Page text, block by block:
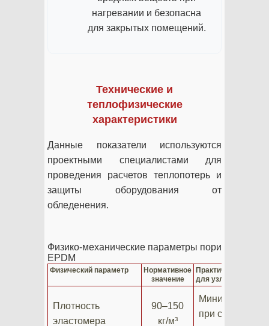
нагревании и безопасна
для закрытых помещений.
Технические и
теплофизические
характеристики
Данные показатели используются
проектными специалистами для
проведения расчетов теплопотерь и
защиты оборудования от
обледенения.
Физико-механические параметры пористой
EPDM
Физический параметр
Нормативное
значение
Практическая
для узла
Плотность
эластомера
90–150
кг/м³
Минимальный
при